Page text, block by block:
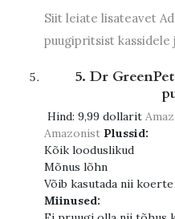
Siit leiate lisateavet
puugipritsist kassidele
5. Dr
Hind: 9,99 dollarit
Amazonist Plussid:
Kõik looduslikud
Mõnus lõhn
Võib kasutada nii
Miinused: